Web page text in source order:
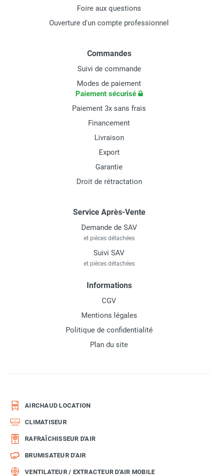
Foire aux questions
Ouverture d'un compte professionnel
Commandes
Suivi de commande
Modes de paiement
Paiement sécurisé
Paiement 3x sans frais
Financement
Livraison
Export
Garantie
Droit de rétractation
Service Après-Vente
Demande de SAV
et pièces détachées
Suivi SAV
et pièces détachées
Informations
CGV
Mentions légales
Politique de confidentialité
Plan du site
AIRCHAUD LOCATION
CLIMATISEUR
RAFRAÎCHISSEUR D'AIR
BRUMISATEUR D'AIR
VENTILATEUR / EXTRACTEUR D'AIR MOBILE